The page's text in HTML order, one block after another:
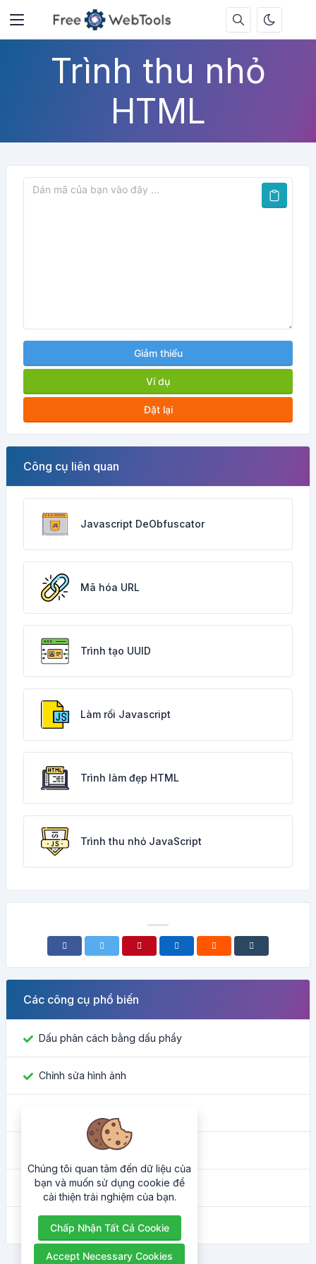
Trình thu nhỏ
HTML
Giảm thiểu
Ví dụ
Đặt lại
Công cụ liên quan
Javascript DeObfuscator
Mã hóa URL
Trình tạo UUID
Làm rối Javascript
Trình làm đẹp HTML
Trình thu nhỏ JavaScript
Các công cụ phổ biến
Dấu phân cách bằng dấu phẩy
Chỉnh sửa hình ảnh
Công cụ chuyển đổi màu sắc
Địa chỉ IP của tôi là gì
Trình làm đẹp HTML
Chúng tôi quan tâm đến dữ liệu của
bạn và muốn sử dụng cookie để
cải thiện trải nghiệm của bạn.
Chấp Nhận Tất Cả Cookie
Accept Necessary Cookies